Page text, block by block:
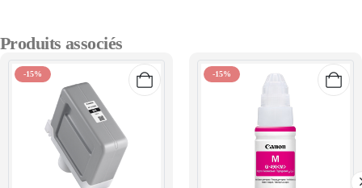
Produits associés
-15% -15%